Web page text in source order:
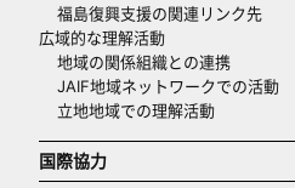
福島復興支援の関連リンク先
広域的な理解活動
地域の関係組織との連携
JAIF地域ネットワークでの活動
立地地域での理解活動
国際協力